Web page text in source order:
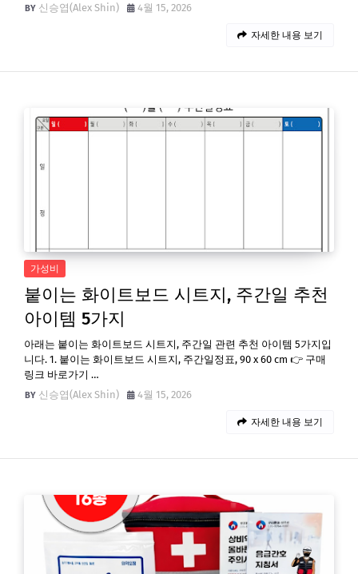
신승엽(Alex Shin)
4월 15, 2026
자세한 내용 보기
가성비
붙이는 화이트보드 시트지, 주간일 추천
아이템 5가지
아래는 붙이는 화이트보드 시트지, 주간일 관련 추천 아이템 5가지입
니다. 1. 붙이는 화이트보드 시트지, 주간일정표, 90 x 60 cm 👉 구매
링크 바로가기 …
신승엽(Alex Shin)
4월 15, 2026
자세한 내용 보기